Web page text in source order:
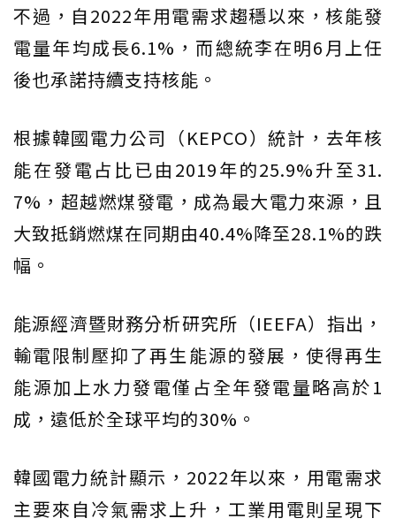
不過，自2022年用電需求趨穩以來，核能發
電量年均成長6.1%，而總統李在明6月上任
後也承諾持續支持核能。
根據韓國電力公司（KEPCO）統計，去年核
能在發電占比已由2019年的25.9%升至31.
7%，超越燃煤發電，成為最大電力來源，且
大致抵銷燃煤在同期由40.4%降至28.1%的跌
幅。
能源經濟暨財務分析研究所（IEEFA）指出，
輸電限制壓抑了再生能源的發展，使得再生
能源加上水力發電僅占全年發電量略高於1
成，遠低於全球平均的30%。
韓國電力統計顯示，2022年以來，用電需求
主要來自冷氣需求上升，工業用電則呈現下